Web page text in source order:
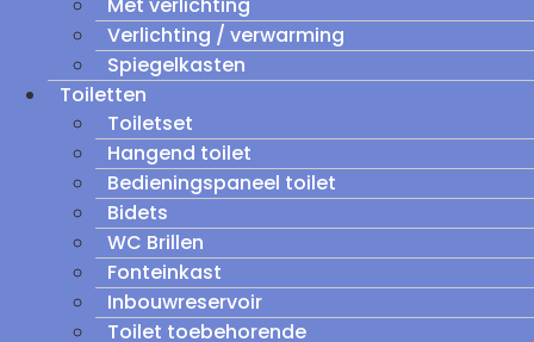
Verlichting / verwarming
Spiegelkasten
Toiletten
Toiletset
Hangend toilet
Bedieningspaneel toilet
Bidets
WC Brillen
Fonteinkast
Inbouwreservoir
Toilet toebehorende